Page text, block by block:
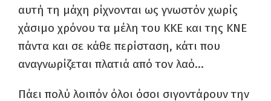
αυτή τη μάχη ρίχνονται ως γνωστόν χωρίς
χάσιμο χρόνου τα μέλη του ΚΚΕ και της ΚΝΕ
πάντα και σε κάθε περίσταση, κάτι που
αναγνωρίζεται πλατιά από τον λαό…
Πάει πολύ λοιπόν όλοι όσοι σιγοντάρουν την